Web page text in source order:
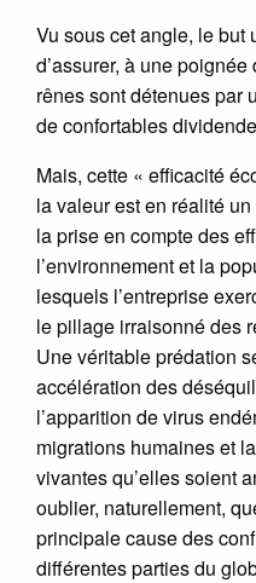
Vu sous cet angle, le but
d’assurer, à une
rênes sont détenues par
de confortables
Mais, cette « efficacité
la valeur est en réalité
la prise en compte des
l’environnement et la
lesquels l’entreprise
le pillage irraisonné des
Une véritable prédation
accélération des
l’apparition de virus
migrations humaines et
vivantes qu’elles soient
oublier, naturellement,
principale cause des
différentes parties du